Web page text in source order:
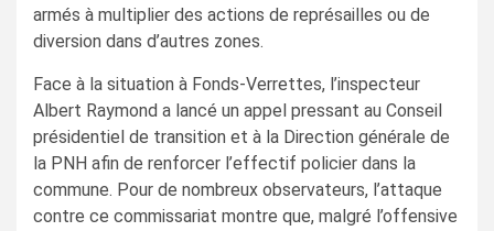
armés à multiplier des actions de représailles ou de
diversion dans d’autres zones.
Face à la situation à Fonds-Verrettes, l’inspecteur
Albert Raymond a lancé un appel pressant au Conseil
présidentiel de transition et à la Direction générale de
la PNH afin de renforcer l’effectif policier dans la
commune. Pour de nombreux observateurs, l’attaque
contre ce commissariat montre que, malgré l’offensive